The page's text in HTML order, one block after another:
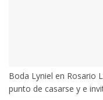
Boda Lyniel en Rosario
punto de casarse y e